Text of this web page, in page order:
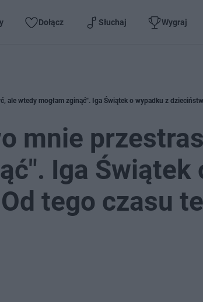
Dołącz Słuchaj Wygraj
ale wtedy mogłam zginąć". Iga Świątek o wypadku z
mnie
Iga Świątek
tego czasu